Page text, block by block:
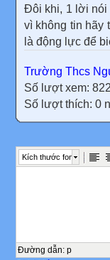
Đôi khi, 1 lời nói
vì không tin hãy
là động lực để
Trường Thcs
Số lượt xem:
Số lượt thích: 0
Kích thước font
Đường dẫn: p